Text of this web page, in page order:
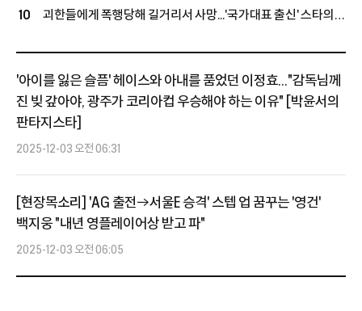
10
괴한들에게 폭행당해 길거리서 사망...'국가대표 출신' 스타의
축구계
'아이를 잃은 슬픔' 헤이스와 아내를 품었던 이정효..."감독님께
진 빚 갚아야, 광주가 코리아컵 우승해야 하는 이유" [박윤서의
판타지스타]
2025-12-03 오전 06:31
[현장목소리] 'AG 출전→서울E 승격' 스텝 업 꿈꾸는 '영건'
백지웅 "내년 영플레이어상 받고 파"
2025-12-03 오전 06:05